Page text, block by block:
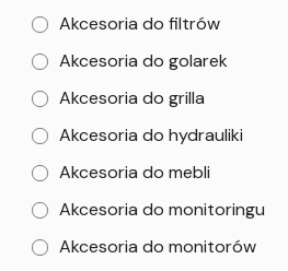
Akcesoria do filtrów
Akcesoria do golarek
Akcesoria do grilla
Akcesoria do hydrauliki
Akcesoria do mebli
Akcesoria do monitoringu
Akcesoria do monitorów